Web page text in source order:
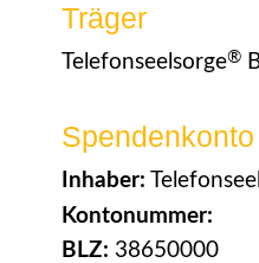
Träger
Telefonseelsorge®
Spendenkonto
Inhaber:
Kontonummer:
BLZ: 38650000